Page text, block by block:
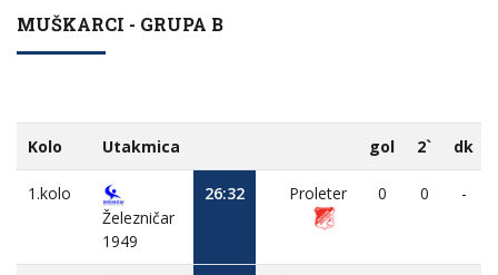
MUŠKARCI - GRUPA B
Kolo Utakmica gol 2` dk
1.kolo
Železničar
1949
26:32 Proleter 0 0 -